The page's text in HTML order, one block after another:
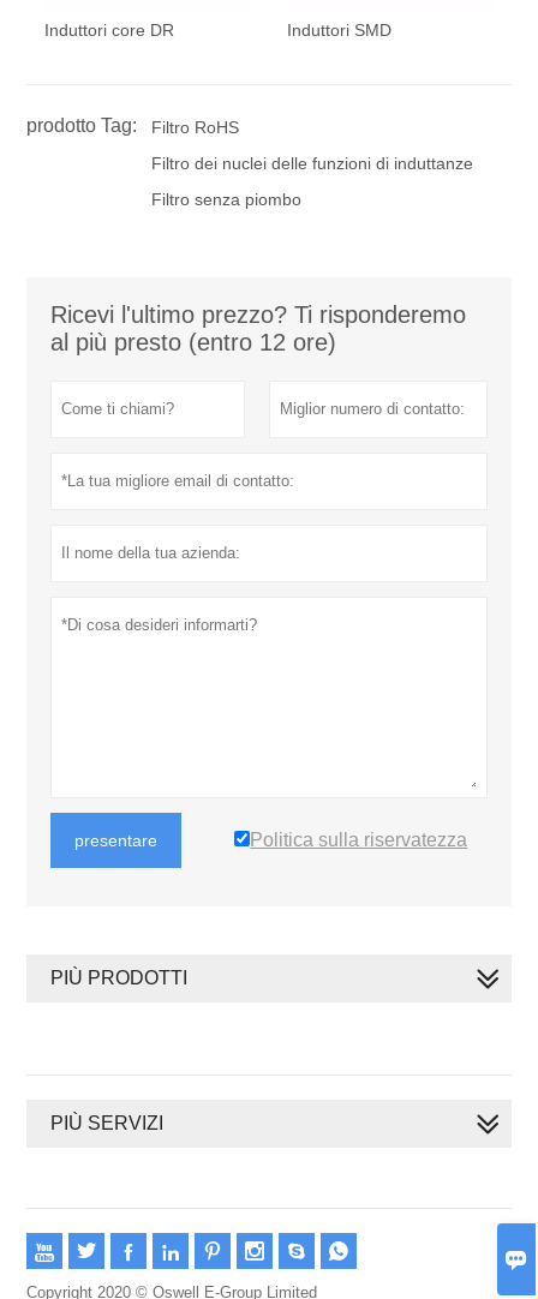

Induttori core DR Induttori SMD
prodotto Tag:
Filtro RoHS
Filtro dei nuclei delle funzioni di induttanze
Filtro senza piombo
Ricevi l'ultimo prezzo? Ti risponderemo
al più presto (entro 12 ore)
presentare Politica sulla riservatezza
PIÙ PRODOTTI
PIÙ SERVIZI
       
Copyright 2020 © Oswell E-Group Limited